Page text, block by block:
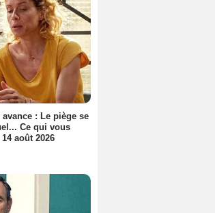
: Le piège se
Ce qui vous
août 2026